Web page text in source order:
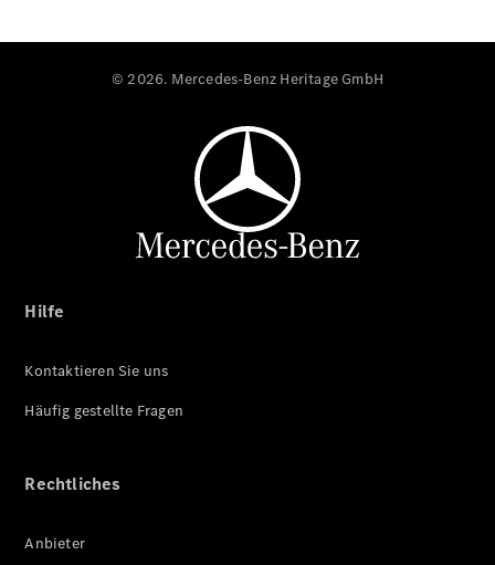
© 2026. Mercedes-Benz Heritage GmbH
Hilfe
Kontaktieren Sie uns
Häufig gestellte Fragen
Rechtliches
Anbieter